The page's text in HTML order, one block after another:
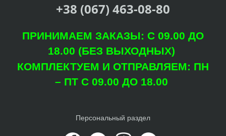
+38 (067) 463-08-80
ПРИНИМАЕМ ЗАКАЗЫ: С 09.00 ДО
18.00 (БЕЗ ВЫХОДНЫХ)
КОМПЛЕКТУЕМ И ОТПРАВЛЯЕМ: ПН
– ПТ С 09.00 ДО 18.00
Персональный раздел